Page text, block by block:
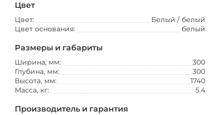
Цвет
Цвет:
Белый / белый
Цвет основания:
белый
Размеры и габариты
Ширина, мм:
300
Глубина, мм:
300
Высота, мм:
1740
Масса, кг:
5.4
Производитель и гарантия